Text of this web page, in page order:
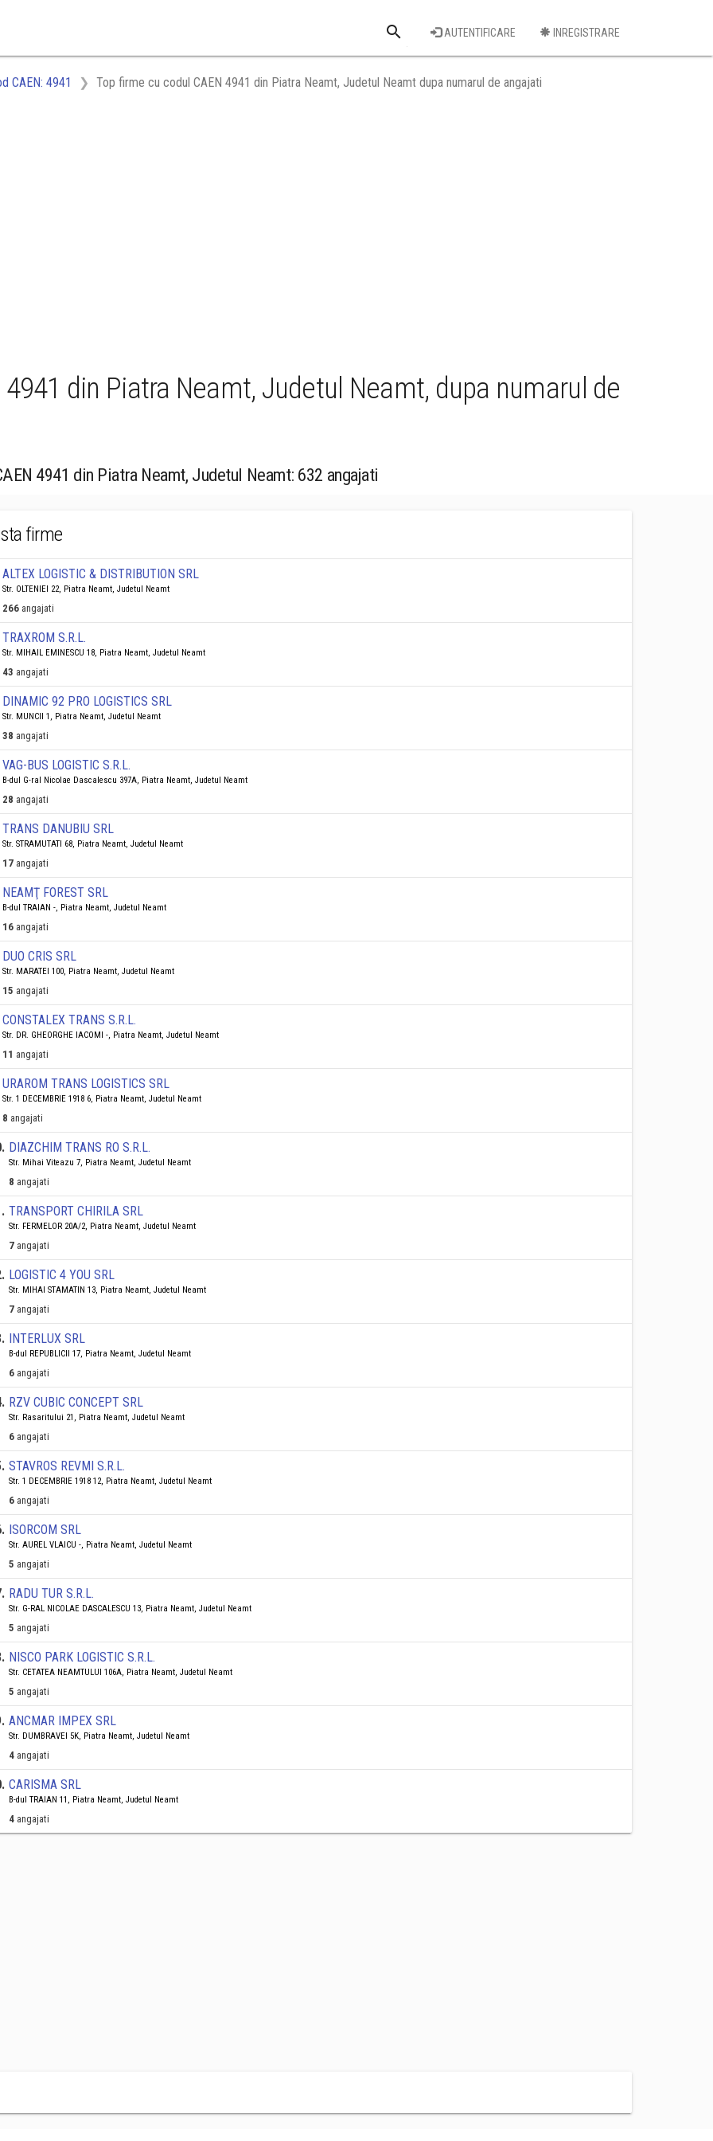
search
Cauta o firma
AUTENTIFICARE INREGISTRARE
CAEN: 4941 Top firme cu codul CAEN 4941 din Piatra Neamt, Judetul Neamt dupa numarul de angajati
din Piatra Neamt, Judetul Neamt, dupa numarul de
4941 din Piatra Neamt, Judetul Neamt: 632 angajati
firme
ALTEX LOGISTIC & DISTRIBUTION SRL
Str. OLTENIEI 22, Piatra Neamt, Judetul Neamt
266 angajati
TRAXROM S.R.L.
Str. MIHAIL EMINESCU 18, Piatra Neamt, Judetul Neamt
43 angajati
DINAMIC 92 PRO LOGISTICS SRL
Str. MUNCII 1, Piatra Neamt, Judetul Neamt
38 angajati
VAG-BUS LOGISTIC S.R.L.
B-dul G-ral Nicolae Dascalescu 397A, Piatra Neamt, Judetul Neamt
28 angajati
TRANS DANUBIU SRL
Str. STRAMUTATI 68, Piatra Neamt, Judetul Neamt
17 angajati
NEAMŢ FOREST SRL
B-dul TRAIAN -, Piatra Neamt, Judetul Neamt
16 angajati
DUO CRIS SRL
Str. MARATEI 100, Piatra Neamt, Judetul Neamt
15 angajati
CONSTALEX TRANS S.R.L.
Str. DR. GHEORGHE IACOMI -, Piatra Neamt, Judetul Neamt
11 angajati
URAROM TRANS LOGISTICS SRL
Str. 1 DECEMBRIE 1918 6, Piatra Neamt, Judetul Neamt
8 angajati
. DIAZCHIM TRANS RO S.R.L.
Str. Mihai Viteazu 7, Piatra Neamt, Judetul Neamt
8 angajati
. TRANSPORT CHIRILA SRL
Str. FERMELOR 20A/2, Piatra Neamt, Judetul Neamt
7 angajati
. LOGISTIC 4 YOU SRL
Str. MIHAI STAMATIN 13, Piatra Neamt, Judetul Neamt
7 angajati
. INTERLUX SRL
B-dul REPUBLICII 17, Piatra Neamt, Judetul Neamt
6 angajati
. RZV CUBIC CONCEPT SRL
Str. Rasaritului 21, Piatra Neamt, Judetul Neamt
6 angajati
. STAVROS REVMI S.R.L.
Str. 1 DECEMBRIE 1918 12, Piatra Neamt, Judetul Neamt
6 angajati
. ISORCOM SRL
Str. AUREL VLAICU -, Piatra Neamt, Judetul Neamt
5 angajati
. RADU TUR S.R.L.
Str. G-RAL NICOLAE DASCALESCU 13, Piatra Neamt, Judetul Neamt
5 angajati
. NISCO PARK LOGISTIC S.R.L.
Str. CETATEA NEAMTULUI 106A, Piatra Neamt, Judetul Neamt
5 angajati
. ANCMAR IMPEX SRL
Str. DUMBRAVEI 5K, Piatra Neamt, Judetul Neamt
4 angajati
. CARISMA SRL
B-dul TRAIAN 11, Piatra Neamt, Judetul Neamt
4 angajati